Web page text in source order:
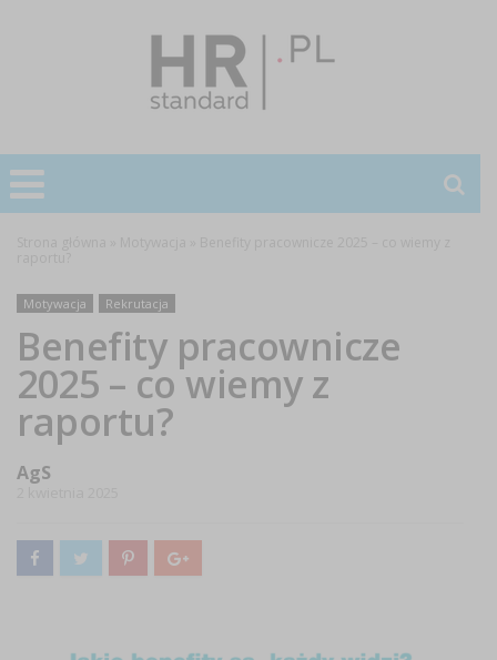
Motywacja Rekrutacja
Benefity pracownicze
2025 – co wiemy z
raportu?
AgS